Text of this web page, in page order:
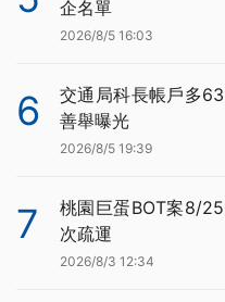
企名單
2026/8/5 16:03
6
交通局科長帳戶多
善舉曝光
2026/8/5 19:39
7
桃園巨蛋BOT案8/
次疏運
2026/8/3 12:34